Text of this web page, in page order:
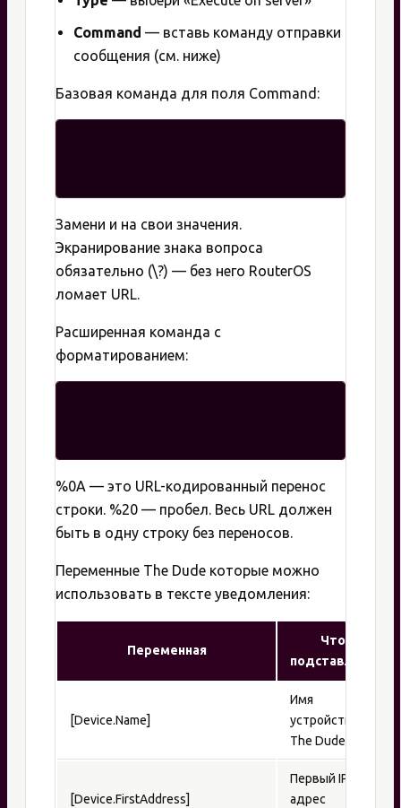
Command — вставь команду отправки
сообщения (см. ниже)
Базовая команда для поля Command:
Замени и на свои значения.
Экранирование знака вопроса
обязательно (\?) — без него RouterOS
ломает URL.
Расширенная команда с
форматированием:
%0A — это URL-кодированный перенос
строки. %20 — пробел. Весь URL должен
быть в одну строку без переносов.
Переменные The Dude которые можно
использовать в тексте уведомления:
Переменная
Что
подставляет
[Device.Name]
Имя
устройства в
The Dude
[Device.FirstAddress]
Первый IP-
адрес